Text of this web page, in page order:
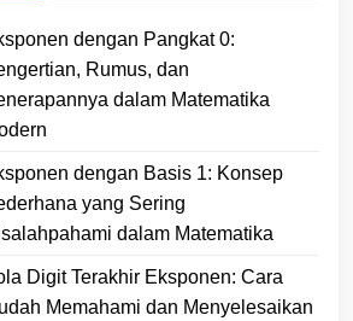
dengan Pangkat 0:
Rumus, dan
dalam Matematika
dengan Basis 1: Konsep
yang Sering
dalam Matematika
Digit Terakhir Eksponen: Cara
Memahami dan Menyelesaikan